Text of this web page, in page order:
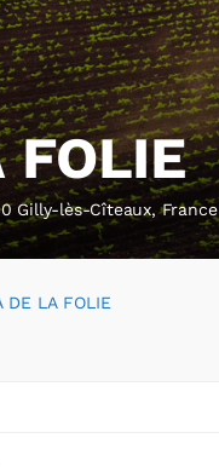
FOLIE
Gilly-lès-Cîteaux, France
DE LA FOLIE